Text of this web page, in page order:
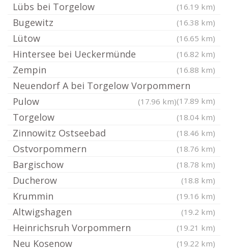
Lübs bei Torgelow (16.19 km)
Bugewitz (16.38 km)
Lütow (16.65 km)
Hintersee bei Ueckermünde (16.82 km)
Zempin (16.88 km)
Neuendorf A bei Torgelow Vorpommern
(17.89 km)
Pulow (17.96 km)
Torgelow (18.04 km)
Zinnowitz Ostseebad (18.46 km)
Ostvorpommern (18.76 km)
Bargischow (18.78 km)
Ducherow (18.8 km)
Krummin (19.16 km)
Altwigshagen (19.2 km)
Heinrichsruh Vorpommern (19.21 km)
Neu Kosenow (19.22 km)